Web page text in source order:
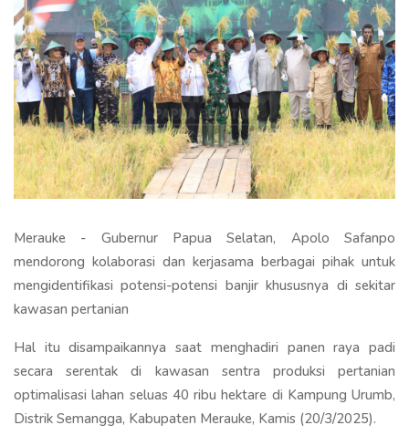
Merauke - Gubernur Papua Selatan, Apolo Safanpo
mendorong kolaborasi dan kerjasama berbagai pihak untuk
mengidentifikasi potensi-potensi banjir khususnya di sekitar
kawasan pertanian
Hal itu disampaikannya saat menghadiri panen raya padi
secara serentak di kawasan sentra produksi pertanian
optimalisasi lahan seluas 40 ribu hektare di Kampung Urumb,
Distrik Semangga, Kabupaten Merauke, Kamis (20/3/2025).